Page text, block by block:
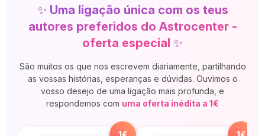
✨ Uma ligação única com os teus
autores preferidos do Astrocenter -
oferta especial ✨
São muitos os que nos escrevem diariamente, partilhando
as vossas histórias, esperanças e dúvidas. Ouvimos o
vosso desejo de uma ligação mais profunda, e
respondemos com uma oferta inédita a 1€